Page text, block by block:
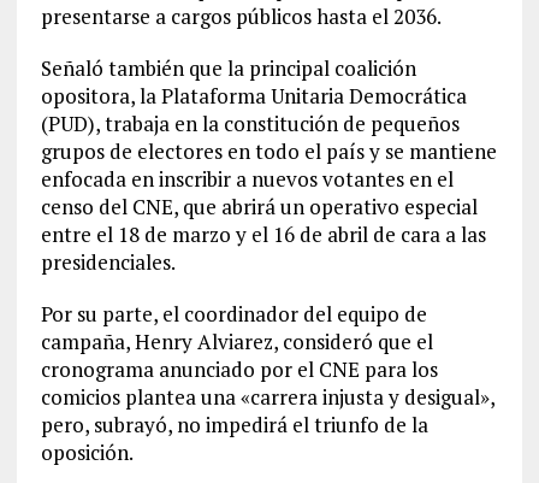
presentarse a cargos públicos hasta el 2036.
Señaló también que la principal coalición
opositora, la Plataforma Unitaria Democrática
(PUD), trabaja en la constitución de pequeños
grupos de electores en todo el país y se mantiene
enfocada en inscribir a nuevos votantes en el
censo del CNE, que abrirá un operativo especial
entre el 18 de marzo y el 16 de abril de cara a las
presidenciales.
Por su parte, el coordinador del equipo de
campaña, Henry Alviarez, consideró que el
cronograma anunciado por el CNE para los
comicios plantea una «carrera injusta y desigual»,
pero, subrayó, no impedirá el triunfo de la
oposición.